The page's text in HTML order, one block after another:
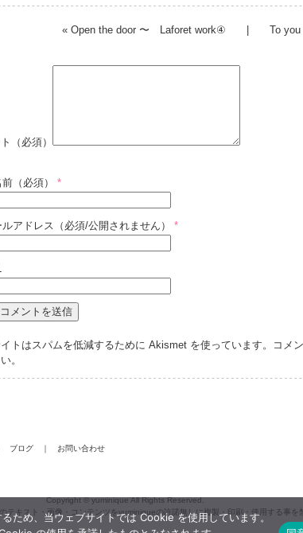
« Open the door 〜 Laforet work④ | To
（必須）
（必須） *
ルアドレス（必須/公開されません） *
イトはスパムを低減するために Akismet を使っています。
コメ
。
ブログ ｜ お問い合わせ
Copyright © yuminique All Rights Reserved.
テキスト・画像・コンテンツをyuminiqueの許諾無しに複製・印刷・使用する事を
ため、当ウェブサイトでは Cookie を使用しています。